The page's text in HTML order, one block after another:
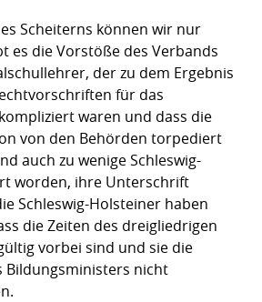
Scheiterns können wir nur
es die Vorstöße des Verbands
der zu dem Ergebnis
für das
waren und dass die
von den Behörden torpediert
auch zu wenige Schleswig-
worden, ihre Unterschrift
Schleswig-Holsteiner haben
die Zeiten des dreigliedrigen
vorbei sind und sie die
Bildungsministers nicht